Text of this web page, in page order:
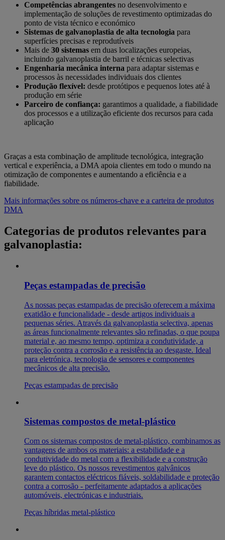
Competências abrangentes no desenvolvimento e
implementação de soluções de revestimento optimizadas do
ponto de vista técnico e económico
Sistemas de galvanoplastia de alta tecnologia para
superfícies precisas e reprodutíveis
Mais de 30 sistemas em duas localizações europeias,
incluindo galvanoplastia de barril e técnicas selectivas
Engenharia mecânica interna para adaptar sistemas e
processos às necessidades individuais dos clientes
Produção flexível: desde protótipos e pequenos lotes até à
produção em série
Parceiro de confiança: garantimos a qualidade, a fiabilidade
dos processos e a utilização eficiente dos recursos para cada
aplicação
Graças a esta combinação de amplitude tecnológica, integração
vertical e experiência, a DMA apoia clientes em todo o mundo na
otimização de componentes e aumentando a eficiência e a
fiabilidade.
Mais informações sobre os números-chave e a carteira de produtos
DMA
Categorias de produtos relevantes para
galvanoplastia:
Peças estampadas de precisão
As nossas peças estampadas de precisão oferecem a máxima
exatidão e funcionalidade - desde artigos individuais a
pequenas séries. Através da galvanoplastia selectiva, apenas
as áreas funcionalmente relevantes são refinadas, o que poupa
material e, ao mesmo tempo, optimiza a condutividade, a
proteção contra a corrosão e a resistência ao desgaste. Ideal
para eletrónica, tecnologia de sensores e componentes
mecânicos de alta precisão.
Peças estampadas de precisão
Sistemas compostos de metal-plástico
Com os sistemas compostos de metal-plástico, combinamos as
vantagens de ambos os materiais: a estabilidade e a
condutividade do metal com a flexibilidade e a construção
leve do plástico. Os nossos revestimentos galvânicos
garantem contactos eléctricos fiáveis, soldabilidade e proteção
contra a corrosão - perfeitamente adaptados a aplicações
automóveis, electrónicas e industriais.
Peças híbridas metal-plástico